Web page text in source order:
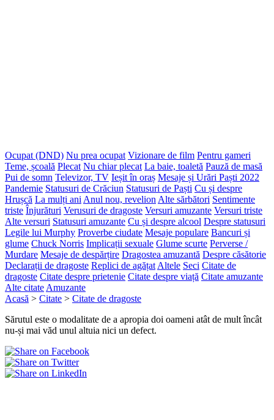
Ocupat (DND) Nu prea ocupat Vizionare de film Pentru gameri
Teme, școală Plecat Nu chiar plecat La baie, toaletă Pauză de masă
Pui de somn Televizor, TV Ieșit în oraș Mesaje și Urări Paști 2022
Pandemie Statusuri de Crăciun Statusuri de Paști Cu și despre
Hrușcă La mulți ani Anul nou, revelion Alte sărbători Sentimente
triste Înjurături Verusuri de dragoste Versuri amuzante Versuri triste
Alte versuri Statusuri amuzante Cu și despre alcool Despre statusuri
Legile lui Murphy Proverbe ciudate Mesaje populare Bancuri și
glume Chuck Norris Implicații sexuale Glume scurte Perverse /
Murdare Mesaje de despărțire Dragostea amuzantă Despre căsătorie
Declarații de dragoste Replici de agățat Altele Seci Citate de
dragoste Citate despre prietenie Citate despre viață Citate amuzante
Alte citate Amuzante
Acasă > Citate > Citate de dragoste
Sărutul este o modalitate de a apropia doi oameni atât de mult încât
nu-și mai văd unul altuia nici un defect.